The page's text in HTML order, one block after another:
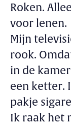
Roken.
voor lenen.
Mijn
rook.
in de
een ketter.
pakje
Ik raak het